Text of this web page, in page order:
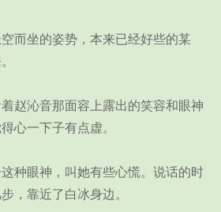
坐的姿势，本来已经好些的某
沁音那面容上露出的笑容和眼神
心一下子有点虚。
眼神，叫她有些心慌。说话的时
，靠近了白冰身边。